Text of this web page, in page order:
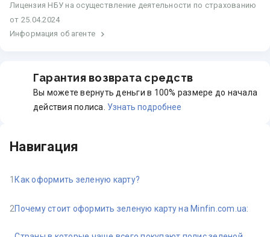
Лицензия НБУ на осуществление деятельности по страхованию
от 25.04.2024
Информация об агенте
Гарантия возврата средств
Вы можете вернуть деньги в 100% размере до начала
действия полиса. Узнать подробнее
Навигация
1 Как оформить зеленую карту?
2Почему стоит оформить зеленую карту на Minfin.com.ua: